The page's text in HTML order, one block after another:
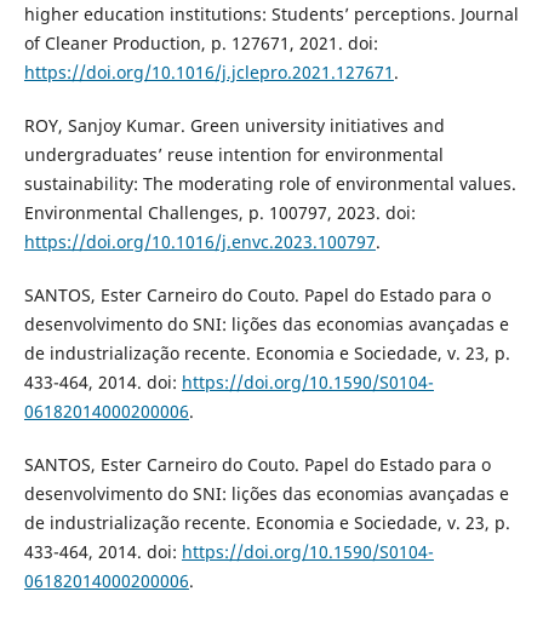
higher education institutions: Students’ perceptions. Journal
of Cleaner Production, p. 127671, 2021. doi:
https://doi.org/10.1016/j.jclepro.2021.127671 .
ROY, Sanjoy Kumar. Green university initiatives and
undergraduates’ reuse intention for environmental
sustainability: The moderating role of environmental values.
Environmental Challenges, p. 100797, 2023. doi:
https://doi.org/10.1016/j.envc.2023.100797.
SANTOS, Ester Carneiro do Couto. Papel do Estado para o
desenvolvimento do SNI: lições das economias avançadas e
de industrialização recente. Economia e Sociedade, v. 23, p.
433-464, 2014. doi: https://doi.org/10.1590/S0104-
06182014000200006.
SANTOS, Ester Carneiro do Couto. Papel do Estado para o
desenvolvimento do SNI: lições das economias avançadas e
de industrialização recente. Economia e Sociedade, v. 23, p.
433-464, 2014. doi: https://doi.org/10.1590/S0104-
06182014000200006.